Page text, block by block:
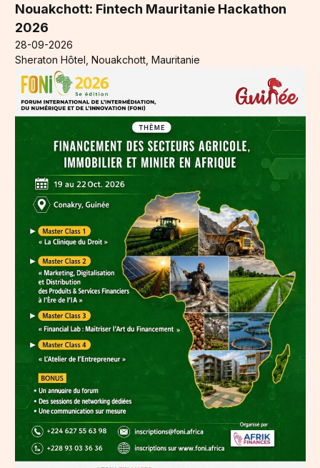
Nouakchott: Fintech Mauritanie Hackathon
2026
28-09-2026
Sheraton Hôtel, Nouakchott, Mauritanie